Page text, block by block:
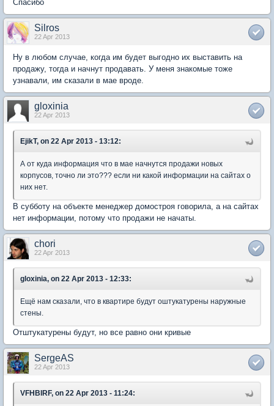
Спасибо
Silros
22 Apr 2013
Ну в любом случае, когда им будет выгодно их выставить на
продажу, тогда и начнут продавать. У меня знакомые тоже
узнавали, им сказали в мае вроде.
gloxinia
22 Apr 2013
EjikT, on 22 Apr 2013 - 13:12:
А от куда информация что в мае начнутся продажи новых
корпусов, точно ли это??? если ни какой информации на сайтах о
них нет.
В субботу на объекте менеджер домостроя говорила, а на сайтах
нет информации, потому что продажи не начаты.
chori
22 Apr 2013
gloxinia, on 22 Apr 2013 - 12:33:
Ещё нам сказали, что в квартире будут оштукатурены наружные
стены.
Отштукатурены будут, но все равно они кривые
SergeAS
22 Apr 2013
VFHBIRF, on 22 Apr 2013 - 11:24: